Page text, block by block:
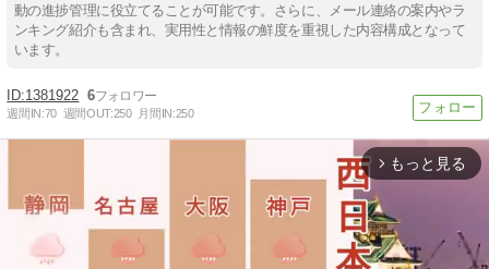
動の進捗管理に役立てることが可能です。さらに、メール連絡の案内やラ
ンキング紹介も含まれ、実用性と情報の鮮度を重視した内容構成となって
います。
1381922 6
週間IN:70 週間OUT:250 月間IN:250
arrow_forward_ios もっと見る